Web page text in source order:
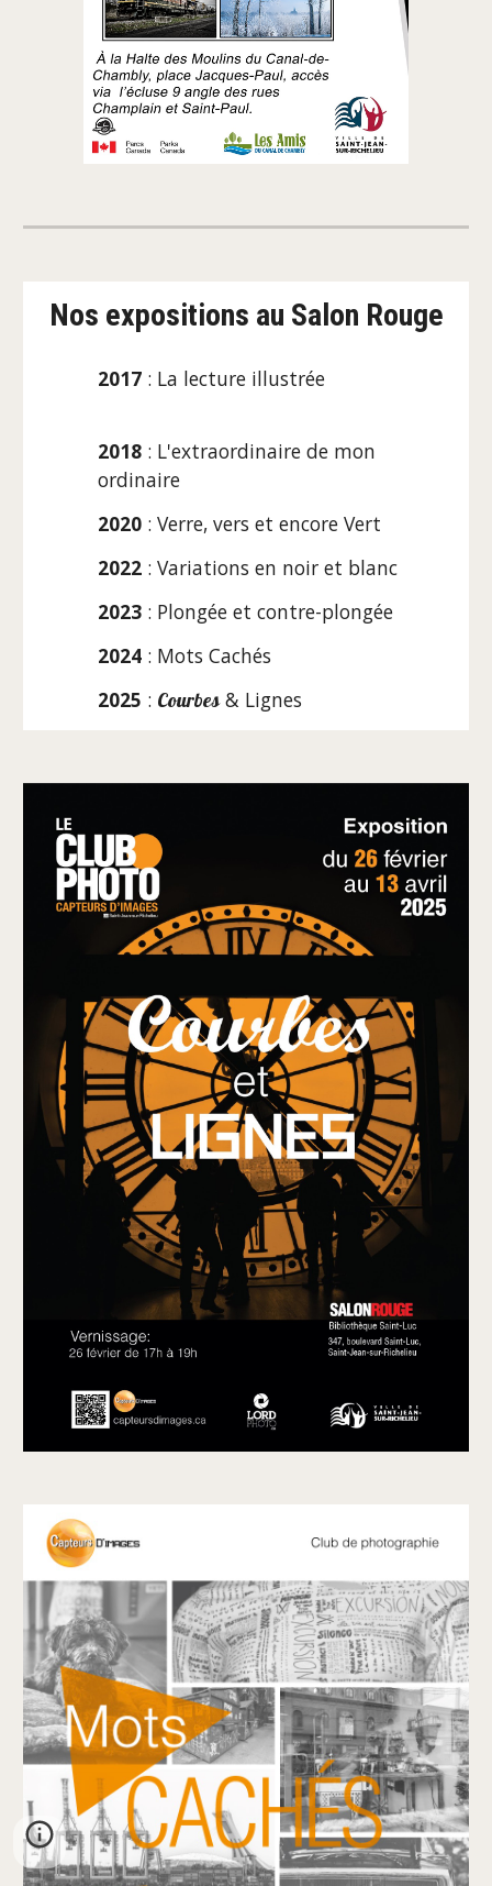
Nos expositions au Salon Rouge
2017 : La lecture illustrée
2018 : L'extraordinaire de mon
ordinaire
2020 : Verre, vers et encore Vert
2022 : Variations en noir et blanc
2023 : Plongée et contre-plongée
2024 : Mots Cachés
2025 : Courbes& Lignes